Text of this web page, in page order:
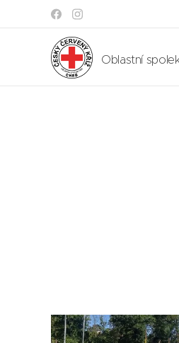
Oblastní